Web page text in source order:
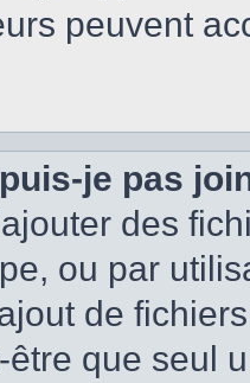
peuvent
je pas
des
ou par
de
être que seul